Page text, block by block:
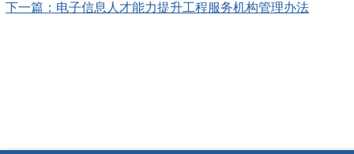
下一篇：电子信息人才能力提升工程服务机构管理办法